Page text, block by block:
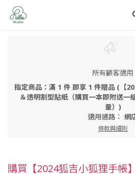
所有顧客適用
指定商品：滿 1 件 即享 1 件贈品 (【
＆透明割型貼紙（購買一本即附送一
量）)
適用通路： 網
條款與細則
購買【2024狐吉小狐狸手帳